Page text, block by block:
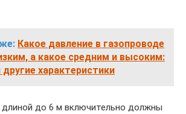
Какое давление в газопроводе
а какое средним и высоким:
характеристики
до 6 м включительно должны